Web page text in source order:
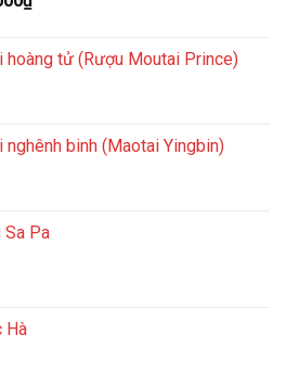
là:
hoàng tử (Rượu Moutai Prince)
nghênh binh (Maotai Yingbin)
Sa Pa
Hà